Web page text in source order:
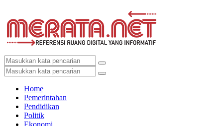
Home
Pemerintahan
Pendidikan
Politik
Ekonomi